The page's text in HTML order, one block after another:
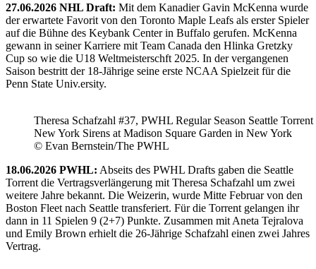
27.06.2026 NHL Draft: Mit dem Kanadier Gavin McKenna wurde
der erwartete Favorit von den Toronto Maple Leafs als erster Spieler
auf die Bühne des Keybank Center in Buffalo gerufen. McKenna
gewann in seiner Karriere mit Team Canada den Hlinka Gretzky
Cup so wie die U18 Weltmeisterschft 2025. In der vergangenen
Saison bestritt der 18-Jährige seine erste NCAA Spielzeit für die
Penn State Univ.ersity.
Theresa Schafzahl #37, PWHL Regular Season Seattle Torrent
New York Sirens at Madison Square Garden in New York
© Evan Bernstein/The PWHL
18.06.2026 PWHL: Abseits des PWHL Drafts gaben die Seattle
Torrent die Vertragsverlängerung mit Theresa Schafzahl um zwei
weitere Jahre bekannt. Die Weizerin, wurde Mitte Februar von den
Boston Fleet nach Seattle transferiert. Für die Torrent gelangen ihr
dann in 11 Spielen 9 (2+7) Punkte. Zusammen mit Aneta Tejralova
und Emily Brown erhielt die 26-Jährige Schafzahl einen zwei Jahres
Vertrag.